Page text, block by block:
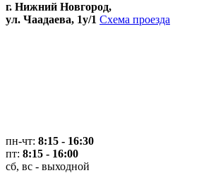
г. Нижний Новгород,
ул. Чаадаева, 1у/1 Схема проезда
пн-чт: 8:15 - 16:30
пт: 8:15 - 16:00
сб, вс - выходной